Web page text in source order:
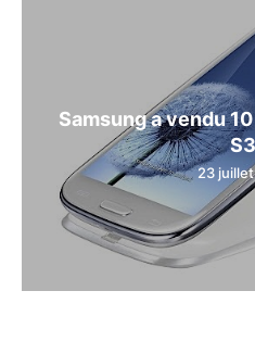
Samsung a vendu
S3
23 juillet